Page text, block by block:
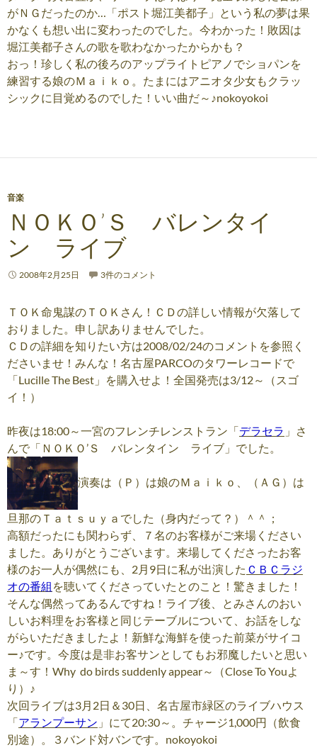
がＮＧだったのか…「ポスト堀江美都子」という私の夢は果
かなくも想い出に変わったのでした。今わかった！敗因は
堀江美都子さんの歌を歌わなかったからかも？
おっ！珍しく私の後ろのアップライトピアノでショパンを
練習する娘のＭａｉｋｏ。たまにはアニオタ少女もクラッ
シックに目覚めるのでした！いい曲だ～♪nokoyokoi
音楽
ＮＯＫＯ’Ｓ バレンタイ
ン ライブ
2008年2月25日 3件のコメント
ＴＯＫ命鬼謀のＴＯＫさん！ＣＤの詳しい情報が欠落して
おりました。申し訳ありませんでした。
ＣＤの詳細を知りたい方は2008/02/24のコメントを参照く
ださいませ！みんな！名古屋PARCOのタワーレコードで
「Lucille The Best」を購入せよ！全国発売は3/12～（スゴ
イ！）
昨夜は18:00～一宮のフレンチレンストラン「デラセラ 」さ
んで「ＮＯＫＯ’Ｓ バレンタイン ライブ」でした。
演奏は（Ｐ）は娘のＭａｉｋｏ、（ＡＧ）は
旦那のＴａｔｓｕｙａでした（身内だって？）＾＾；
高額だったにも関わらず、７名のお客様がご来場ください
ました。ありがとうございます。来場してくださったお客
様のお一人が偶然にも、2月9日に私が出演した ＣＢＣラジ
オの番組 を聴いてくださっていたとのこと！驚きました！
そんな偶然ってあるんですね！ライブ後、とみさんのおい
しいお料理をお客様と同じテーブルについて、お話をしな
がらいただきましたよ！新鮮な海鮮を使った前菜がサイコ
ー♪です。今度は是非お客サンとしてもお邪魔したいと思い
ま～す！Why do birds suddenly appear～（Close To Youよ
り）♪
次回ライブは3月2日＆30日、名古屋市緑区のライブハウス
「アランプーサン 」にて20:30～。チャージ1,000円（飲食
別途）。３バンド対バンです。nokoyokoi